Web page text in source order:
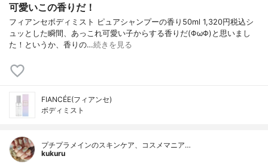
可愛いこの香りだ！
フィアンセボディミスト ピュアシャンプーの香り50ml 1,320円税込シ
ュッとした瞬間、あっこれ可愛い子からする香りだ(ΦωΦ)と思いまし
た！というか、香りの…続きを見る
FIANCÉE(フィアンセ)
ボディミスト
プチプラメインのスキンケア、コスメマニア…
kukuru